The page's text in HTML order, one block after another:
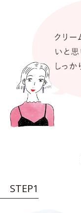
STEP1